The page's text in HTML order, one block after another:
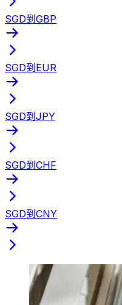
SGD到GBP
SGD到EUR
SGD到JPY
SGD到CHF
SGD到CNY